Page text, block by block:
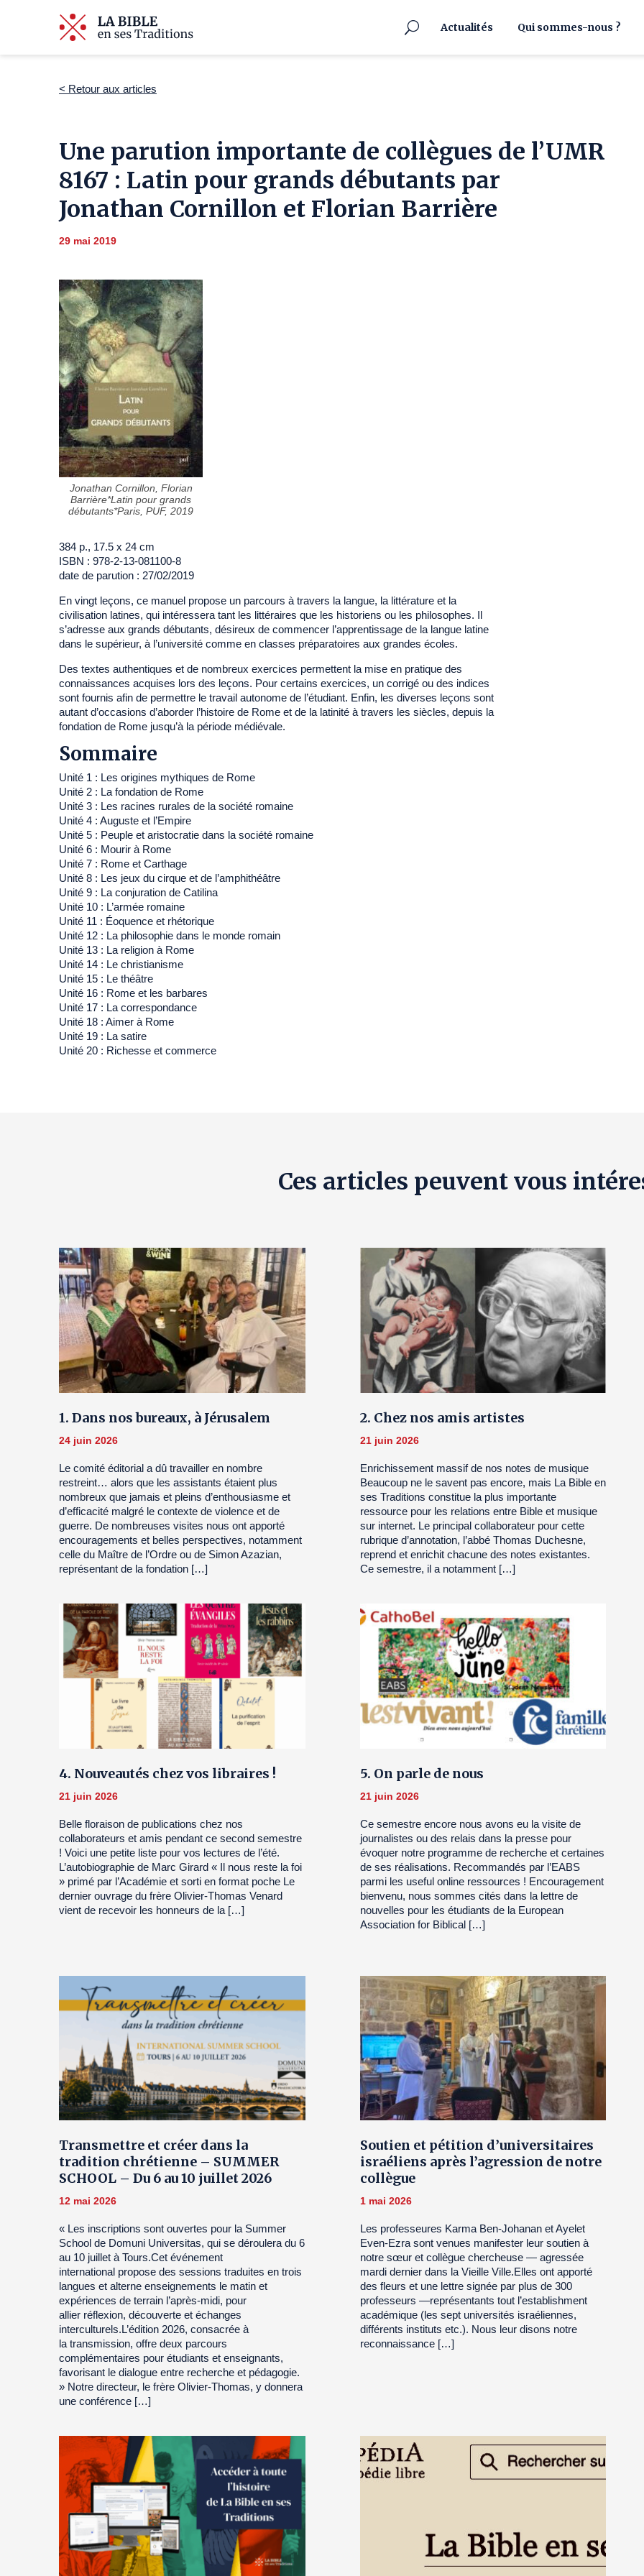
Actualités Qui sommes-nous ?
< Retour aux articles
Une parution importante de collègues de l’UMR
8167 : Latin pour grands débutants par
Jonathan Cornillon et Florian Barrière
29 mai 2019
Jonathan Cornillon, Florian
Barrière*Latin pour grands
débutants*Paris, PUF, 2019
384 p., 17.5 x 24 cm
ISBN : 978-2-13-081100-8
date de parution : 27/02/2019
En vingt leçons, ce manuel propose un parcours à travers la langue, la littérature et la
civilisation latines, qui intéressera tant les littéraires que les historiens ou les philosophes. Il
s’adresse aux grands débutants, désireux de commencer l’apprentissage de la langue latine
dans le supérieur, à l’université comme en classes préparatoires aux grandes écoles.
Des textes authentiques et de nombreux exercices permettent la mise en pratique des
connaissances acquises lors des leçons. Pour certains exercices, un corrigé ou des indices
sont fournis afin de permettre le travail autonome de l’étudiant. Enfin, les diverses leçons sont
autant d’occasions d’aborder l’histoire de Rome et de la latinité à travers les siècles, depuis la
fondation de Rome jusqu’à la période médiévale.
Sommaire
Unité 1 : Les origines mythiques de Rome
Unité 2 : La fondation de Rome
Unité 3 : Les racines rurales de la société romaine
Unité 4 : Auguste et l’Empire
Unité 5 : Peuple et aristocratie dans la société romaine
Unité 6 : Mourir à Rome
Unité 7 : Rome et Carthage
Unité 8 : Les jeux du cirque et de l’amphithéâtre
Unité 9 : La conjuration de Catilina
Unité 10 : L’armée romaine
Unité 11 : Éoquence et rhétorique
Unité 12 : La philosophie dans le monde romain
Unité 13 : La religion à Rome
Unité 14 : Le christianisme
Unité 15 : Le théâtre
Unité 16 : Rome et les barbares
Unité 17 : La correspondance
Unité 18 : Aimer à Rome
Unité 19 : La satire
Unité 20 : Richesse et commerce
Ces articles peuvent vous
1. Dans nos bureaux, à Jérusalem
24 juin 2026
Le comité éditorial a dû travailler en nombre
restreint… alors que les assistants étaient plus
nombreux que jamais et pleins d’enthousiasme et
d’efficacité malgré le contexte de violence et de
guerre. De nombreuses visites nous ont apporté
encouragements et belles perspectives, notamment
celle du Maître de l’Ordre ou de Simon Azazian,
représentant de la fondation […]
2. Chez nos amis artistes
21 juin 2026
Enrichissement massif de nos notes de musique
Beaucoup ne le savent pas encore, mais La Bible en
ses Traditions constitue la plus importante
ressource pour les relations entre Bible et musique
sur internet. Le principal collaborateur pour cette
rubrique d’annotation, l’abbé Thomas Duchesne,
reprend et enrichit chacune des notes existantes.
Ce semestre, il a notamment […]
4. Nouveautés chez vos libraires !
21 juin 2026
Belle floraison de publications chez nos
collaborateurs et amis pendant ce second semestre
! Voici une petite liste pour vos lectures de l’été.
L’autobiographie de Marc Girard « Il nous reste la foi
» primé par l’Académie et sorti en format poche Le
dernier ouvrage du frère Olivier-Thomas Venard
vient de recevoir les honneurs de la […]
5. On parle de nous
21 juin 2026
Ce semestre encore nous avons eu la visite de
journalistes ou des relais dans la presse pour
évoquer notre programme de recherche et certaines
de ses réalisations. Recommandés par l’EABS
parmi les useful online ressources ! Encouragement
bienvenu, nous sommes cités dans la lettre de
nouvelles pour les étudiants de la European
Association for Biblical […]
Transmettre et créer dans la
tradition chrétienne – SUMMER
SCHOOL – Du 6 au 10 juillet 2026
12 mai 2026
« Les inscriptions sont ouvertes pour la Summer
School de Domuni Universitas, qui se déroulera du 6
au 10 juillet à Tours.Cet événement
international propose des sessions traduites en trois
langues et alterne enseignements le matin et
expériences de terrain l’après-midi, pour
allier réflexion, découverte et échanges
interculturels.L’édition 2026, consacrée à
la transmission, offre deux parcours
complémentaires pour étudiants et enseignants,
favorisant le dialogue entre recherche et pédagogie.
» Notre directeur, le frère Olivier-Thomas, y donnera
une conférence […]
Soutien et pétition d’universitaires
israéliens après l’agression de notre
collègue
1 mai 2026
Les professeures Karma Ben-Johanan et Ayelet
Even-Ezra sont venues manifester leur soutien à
notre sœur et collègue chercheuse — agressée
mardi dernier dans la Vieille Ville.Elles ont apporté
des fleurs et une lettre signée par plus de 300
professeurs —représentants tout l’establishment
académique (les sept universités israéliennes,
différents instituts etc.). Nous leur disons notre
reconnaissance […]